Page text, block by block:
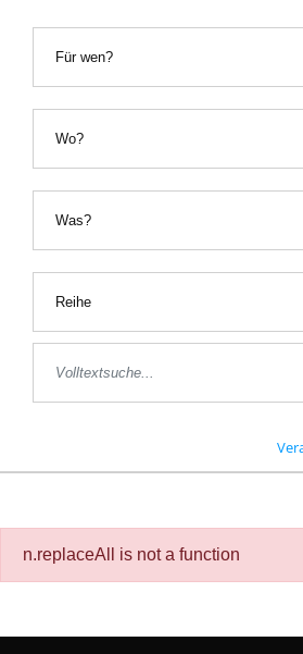
Für wen?
Wo?
Was?
Reihe
n.replaceAll is not a function